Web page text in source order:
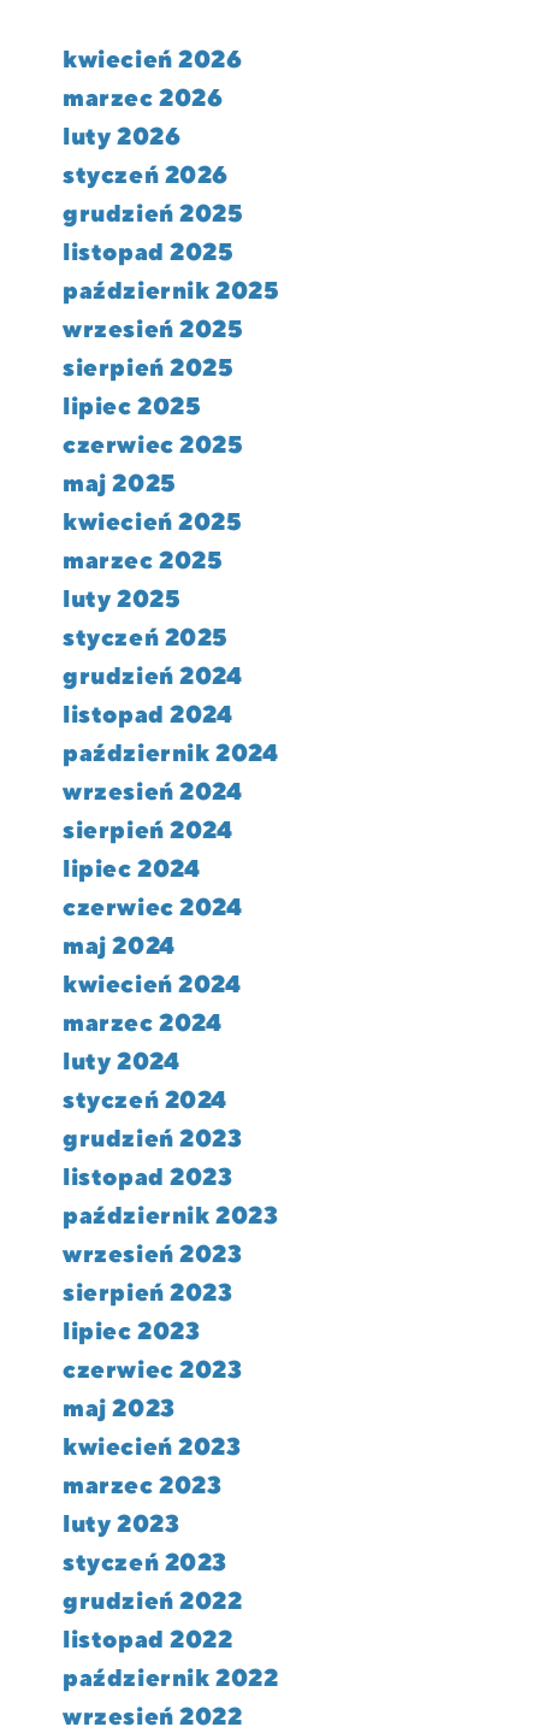
kwiecień 2026
marzec 2026
luty 2026
styczeń 2026
grudzień 2025
listopad 2025
październik 2025
wrzesień 2025
sierpień 2025
lipiec 2025
czerwiec 2025
maj 2025
kwiecień 2025
marzec 2025
luty 2025
styczeń 2025
grudzień 2024
listopad 2024
październik 2024
wrzesień 2024
sierpień 2024
lipiec 2024
czerwiec 2024
maj 2024
kwiecień 2024
marzec 2024
luty 2024
styczeń 2024
grudzień 2023
listopad 2023
październik 2023
wrzesień 2023
sierpień 2023
lipiec 2023
czerwiec 2023
maj 2023
kwiecień 2023
marzec 2023
luty 2023
styczeń 2023
grudzień 2022
listopad 2022
październik 2022
wrzesień 2022